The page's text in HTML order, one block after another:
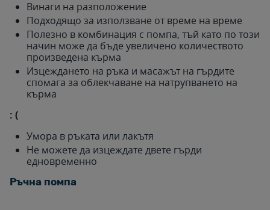
Винаги на разположение
Подходящо за използване от време на време
Полезно в комбинация с помпа, тъй като по този
начин може да бъде увеличено количеството
произведена кърма
Изцеждането на ръка и масажът на гърдите
спомага за облекчаване на натрупването на
кърма
: (
Умора в ръката или лакътя
Не можете да изцеждате двете гърди
едновременно
Ръчна помпа